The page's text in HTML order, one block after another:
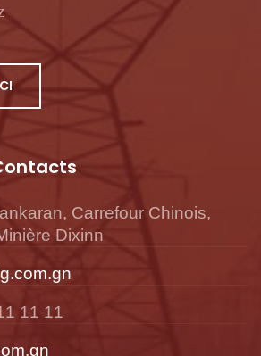
Carrefour Chinois,
Dixinn
11 11